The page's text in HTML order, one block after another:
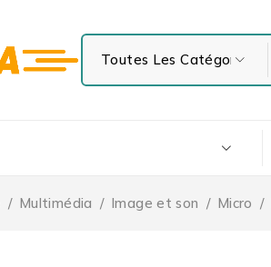
/ Multimédia / Image et son / Micro /